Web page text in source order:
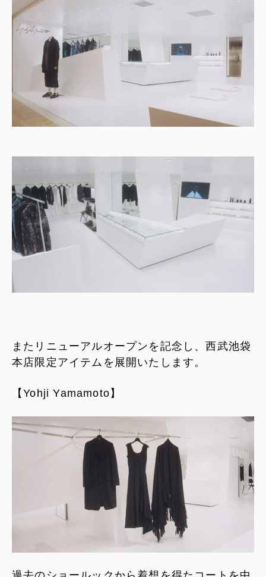
またリニューアルオープンを記念し、西武池袋
本店限定アイテムを展開いたします。
【Yohji Yamamoto】